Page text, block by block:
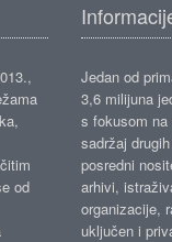
od
Jedan od
3,6 milijuna
s fokusom
sadržaj
posredni
arhivi,
organizacije,
uključen i